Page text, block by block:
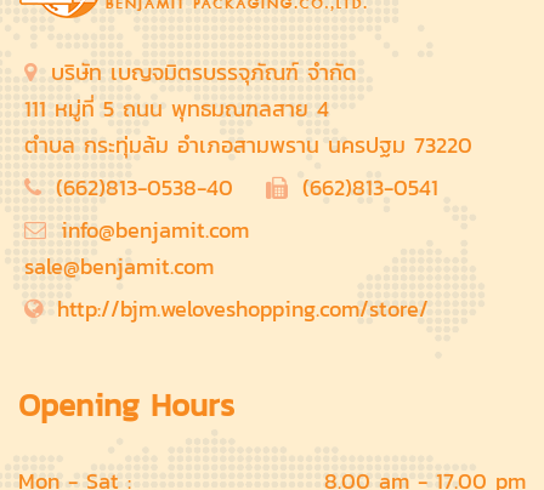
บริษัท เบญจมิตรบรรจุภัณฑ์ จำกัด
111 หมู่ที่ 5 ถนน พุทธมณฑลสาย 4
ตำบล กระทุ่มล้ม อำเภอสามพราน นครปฐม 73220
(662)813-0538-40
(662)813-0541
info@benjamit.com
sale@benjamit.com
http://bjm.weloveshopping.com/store/
Opening Hours
Mon - Sat : 8.00 am - 17.00 pm